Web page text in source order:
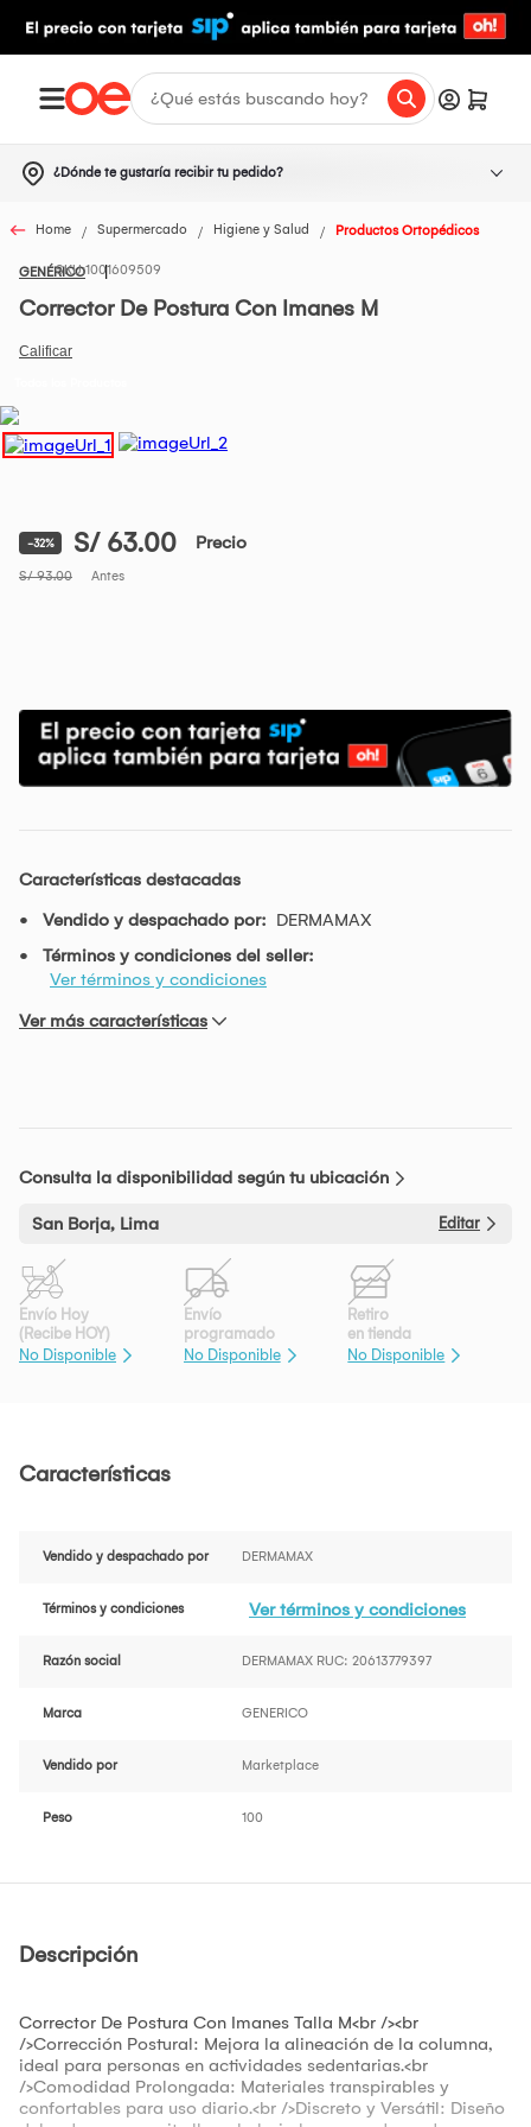
¿Dónde te gustaría recibir tu pedido?
Home Supermercado Higiene y Salud Productos Ortopédicos
GENÉRICO1001609509
Corrector De Postura Con Imanes M
-32% S/ 63.00 Precio
S/ 93.00 Antes
Características destacadas
Vendido y despachado por: DERMAMAX
Términos y condiciones del seller:
Ver términos y condiciones
Ver más características
Consulta la disponibilidad según tu ubicación
San Borja, Lima Editar
Envío Hoy
(Recibe HOY)
No Disponible
Envío
programado
No Disponible
Retiro
en tienda
No Disponible
Características
Vendido y despachado por DERMAMAX
Términos y condiciones Ver términos y condiciones
Razón social DERMAMAX RUC: 20613779397
Marca GENERICO
Vendido por Marketplace
Peso 100
Descripción
Corrector De Postura Con Imanes Talla M<br /><br
/>Corrección Postural: Mejora la alineación de la columna,
ideal para personas en actividades sedentarias.<br
/>Comodidad Prolongada: Materiales transpirables y
confortables para uso diario.<br />Discreto y Versátil: Diseño